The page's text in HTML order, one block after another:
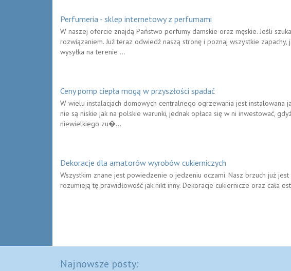
Perfumeria - sklep internetowy z perfumami
W naszej ofercie znajdą Państwo perfumy damskie oraz męskie. Jeśli
rozwiązaniem. Już teraz odwiedź naszą stronę i poznaj wszystkie
wysyłka na terenie ...
Ceny pomp ciepła mogą w przyszłości spadać
W wielu instalacjach domowych centralnego ogrzewania jest instalowana
nie są niskie jak na polskie warunki, jednak opłaca się w ni inwestować,
niewielkiego zu�...
Dekoracje dla amatorów wyrobów cukierniczych
Wszystkim znane jest powiedzenie o jedzeniu oczami. Nasz brzuch już jest
rozumieją tę prawidłowość jak nikt inny. Dekoracje cukiernicze oraz cała
Najnowsze posty: